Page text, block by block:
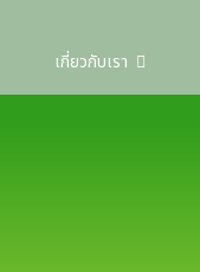
เกี่ยวกับเรา